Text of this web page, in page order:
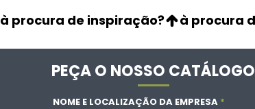
à procura de inspiração?
PEÇA O NOSSO CATÁLOGO
NOME E LOCALIZAÇÃO DA EMPRESA